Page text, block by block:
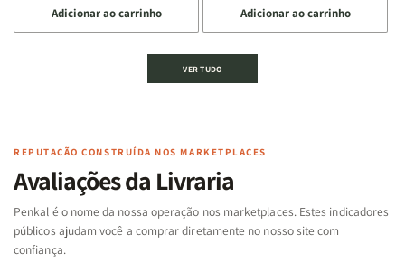
quantidade
de
Cartas
Famílias
Bíblia
-
Penkal
quantidade
de
Jogo
Cartas
Famílias
da
Bíblia
-
Penkal
Adicionar ao carrinho
quantidade
de
Jogo
|
de
quantidade
de
|
Adicionar ao carrinho
VER TUDO
REPUTAÇÃO CONSTRUÍDA NOS MARKETPLACES
Avaliações da Livraria
Penkal é o nome da nossa operação nos marketplaces. Estes indicadores
públicos ajudam você a comprar diretamente no nosso site com
confiança.